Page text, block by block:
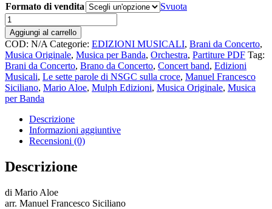
Formato di vendita
Svuota
Le
sette
parole
di
NSGC
sulla
croce
quantità
Aggiungi al carrello
COD: N/A Categorie: EDIZIONI MUSICALI, Brani da Concerto,
Musica Originale, Musica per Banda, Orchestra, Partiture PDF Tag:
Brani da Concerto, Brano da Concerto, Concert band, Edizioni
Musicali, Le sette parole di NSGC sulla croce, Manuel Francesco
Siciliano, Mario Aloe, Mulph Edizioni, Musica Originale, Musica
per Banda
Descrizione
Informazioni aggiuntive
Recensioni (0)
Descrizione
di Mario Aloe
arr. Manuel Francesco Siciliano